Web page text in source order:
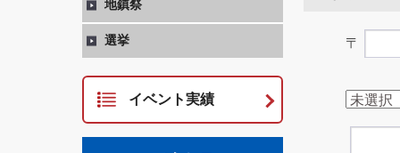
〒
地鎮祭
選挙
イベント実績